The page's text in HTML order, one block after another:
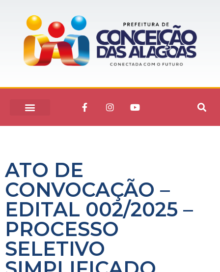
ATO DE
CONVOCAÇÃO –
EDITAL 002/2025 –
PROCESSO
SELETIVO